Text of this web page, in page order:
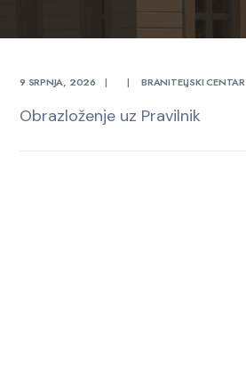
9 SRPNJA, 2026 | | BRANITELJSKI CENTAR
Obrazloženje uz Pravilnik